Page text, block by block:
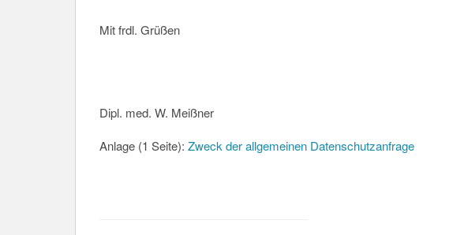
Mit frdl. Grüßen
Dipl. med. W. Meißner
Anlage (1 Seite): Zweck der allgemeinen Datenschutzanfrage